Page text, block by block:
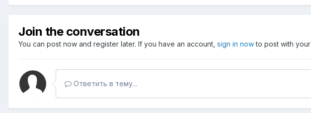
Join the conversation
You can post now and register later. If you have an account, sign in nowto post with
Ответить в тему...